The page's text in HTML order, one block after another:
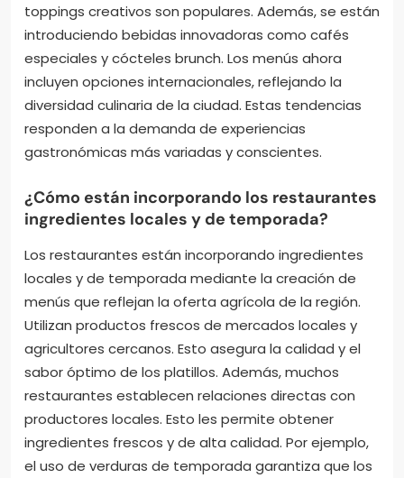
toppings creativos son populares. Además, se están
introduciendo bebidas innovadoras como cafés
especiales y cócteles brunch. Los menús ahora
incluyen opciones internacionales, reflejando la
diversidad culinaria de la ciudad. Estas tendencias
responden a la demanda de experiencias
gastronómicas más variadas y conscientes.
¿Cómo están incorporando los restaurantes
ingredientes locales y de temporada?
Los restaurantes están incorporando ingredientes
locales y de temporada mediante la creación de
menús que reflejan la oferta agrícola de la región.
Utilizan productos frescos de mercados locales y
agricultores cercanos. Esto asegura la calidad y el
sabor óptimo de los platillos. Además, muchos
restaurantes establecen relaciones directas con
productores locales. Esto les permite obtener
ingredientes frescos y de alta calidad. Por ejemplo,
el uso de verduras de temporada garantiza que los